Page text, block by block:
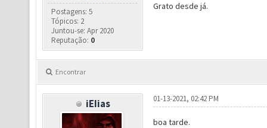
Postagens: 5
Tópicos: 2
Juntou-se: Apr 2020
Reputação: 0
Grato desde já.
Encontrar
iEIias 01-13-2021, 02:42 PM
boa tarde.